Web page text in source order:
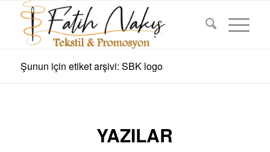
Şunun için etiket arşivi: SBK logo
YAZILAR